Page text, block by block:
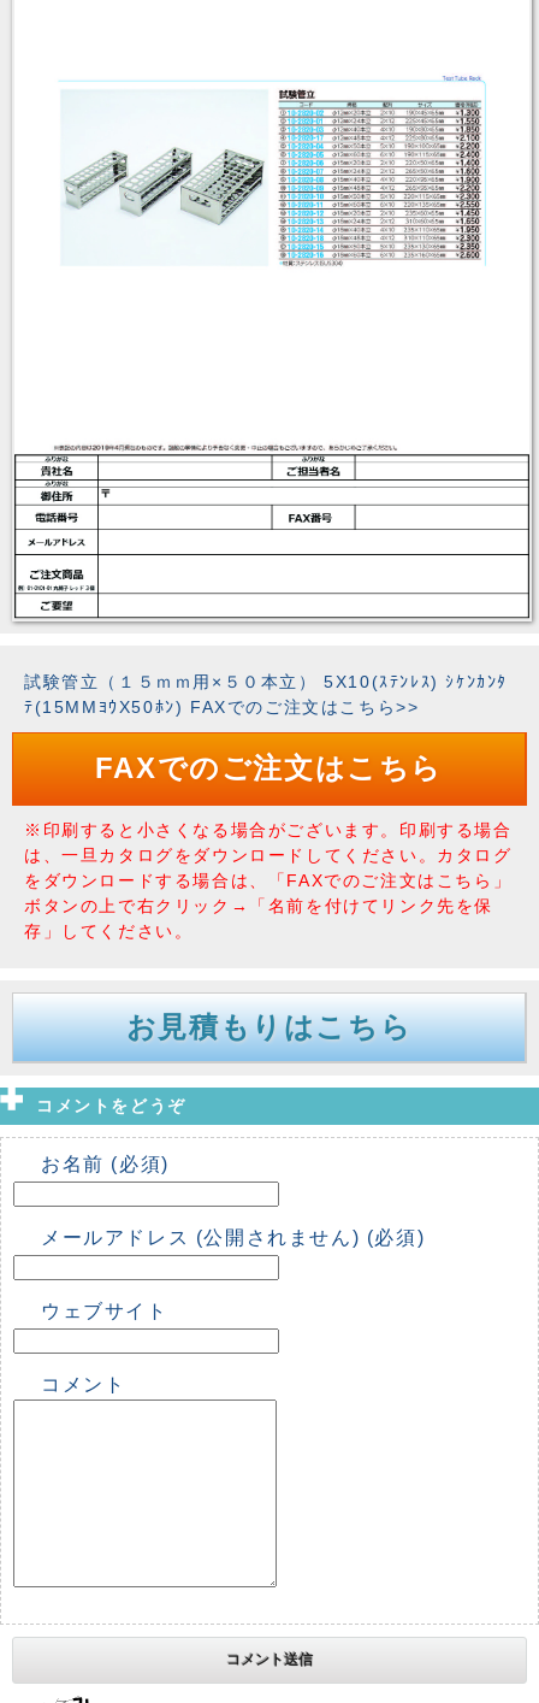
試験管立（１５ｍｍ用×５０本立） 5X10(ｽﾃﾝﾚｽ) ｼｹﾝｶﾝﾀ
ﾃ(15MMﾖｳX50ﾎﾝ) FAXでのご注文はこちら>>
FAXでのご注文はこちら
※印刷すると小さくなる場合がございます。印刷する場合
は、一旦カタログをダウンロードしてください。カタログ
をダウンロードする場合は、「FAXでのご注文はこちら」
ボタンの上で右クリック→「名前を付けてリンク先を保
存」してください。
お見積もりはこちら
コメントをどうぞ
お名前 (必須)
メールアドレス (公開されません) (必須)
ウェブサイト
コメント